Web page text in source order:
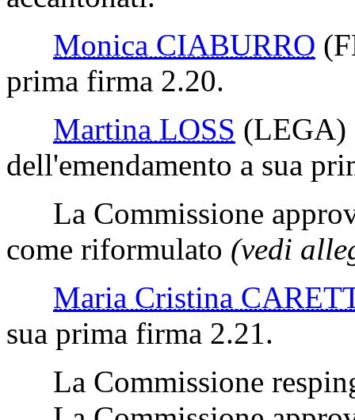
Monica CIABURRO
prima firma 2.20.
Martina LOSS (LEGA)
dell'emendamento a sua
La Commissione
come riformulato (vedi
Maria Cristina
sua prima firma 2.21.
La Commissione